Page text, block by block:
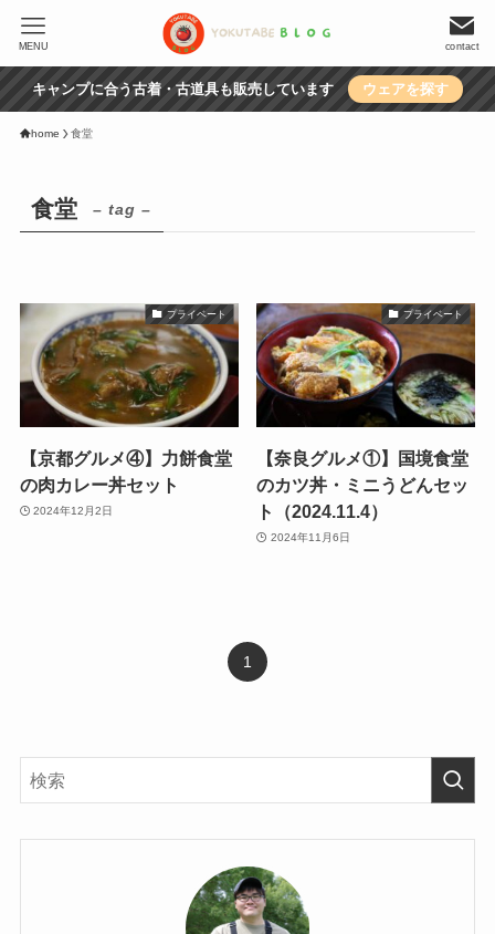
contact
MENU
キャンプに合う古着・古道具も販売しています ウェアを探す
home 食堂
食堂 – tag –
プライベート
【京都グルメ④】力餅食堂
の肉カレー丼セット
2024年12月2日
プライベート
【奈良グルメ①】国境食堂
のカツ丼・ミニうどんセッ
ト（2024.11.4）
2024年11月6日
1